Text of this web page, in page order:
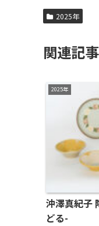
2025年
関連記事
2025年
沖澤真紀子
どる-